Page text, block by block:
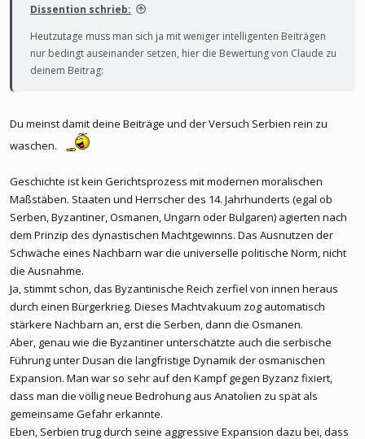
Dissention schrieb:
Heutzutage muss man sich ja mit weniger intelligenten Beiträgen
nur bedingt auseinander setzen, hier die Bewertung von Claude zu
deinem Beitrag:
Du meinst damit deine Beiträge und der Versuch Serbien rein zu
waschen.
Geschichte ist kein Gerichtsprozess mit modernen moralischen
Maßstäben. Staaten und Herrscher des 14. Jahrhunderts (egal ob
Serben, Byzantiner, Osmanen, Ungarn oder Bulgaren) agierten nach
dem Prinzip des dynastischen Machtgewinns. Das Ausnutzen der
Schwäche eines Nachbarn war die universelle politische Norm, nicht
die Ausnahme.
Ja, stimmt schon, das Byzantinische Reich zerfiel von innen heraus
durch einen Bürgerkrieg. Dieses Machtvakuum zog automatisch
stärkere Nachbarn an, erst die Serben, dann die Osmanen.
Aber, genau wie die Byzantiner unterschätzte auch die serbische
Führung unter Dusan die langfristige Dynamik der osmanischen
Expansion. Man war so sehr auf den Kampf gegen Byzanz fixiert,
dass man die völlig neue Bedrohung aus Anatolien zu spät als
gemeinsame Gefahr erkannte.
Eben, Serbien trug durch seine aggressive Expansion dazu bei, dass